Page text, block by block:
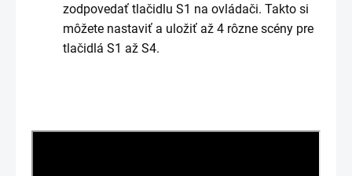
zodpovedať tlačidlu S1 na ovládači. Takto si
môžete nastaviť a uložiť až 4 rôzne scény pre
tlačidlá S1 až S4.